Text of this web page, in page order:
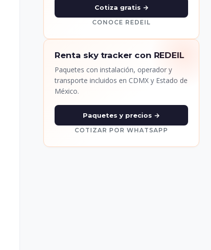
Cotiza gratis →
CONOCE REDEIL
Renta sky tracker con REDEIL
Paquetes con instalación, operador y
transporte incluidos en CDMX y Estado de
México.
Paquetes y precios →
COTIZAR POR WHATSAPP